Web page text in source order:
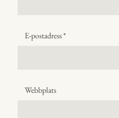
E-postadress*
Webbplats